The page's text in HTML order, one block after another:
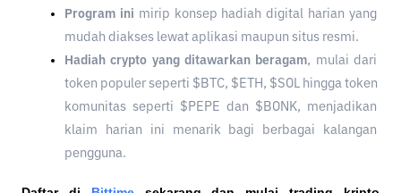
Program ini mirip konsep hadiah digital harian yang
mudah diakses lewat aplikasi maupun situs resmi.
Hadiah crypto yang ditawarkan beragam, mulai dari
token populer seperti $BTC, $ETH, $SOL hingga token
komunitas seperti $PEPE dan $BONK, menjadikan
klaim harian ini menarik bagi berbagai kalangan
pengguna.